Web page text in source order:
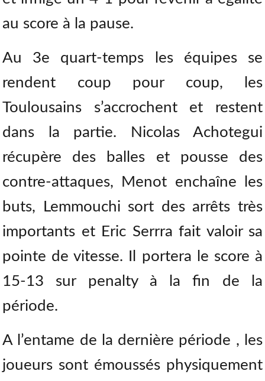
au score à la pause.
Au 3e quart-temps les équipes se
rendent coup pour coup, les
Toulousains s’accrochent et restent
dans la partie. Nicolas Achotegui
récupère des balles et pousse des
contre-attaques, Menot enchaîne les
buts, Lemmouchi sort des arrêts très
importants et Eric Serrra fait valoir sa
pointe de vitesse. Il portera le score à
15-13 sur penalty à la fin de la
période.
A l’entame de la dernière période , les
joueurs sont émoussés physiquement